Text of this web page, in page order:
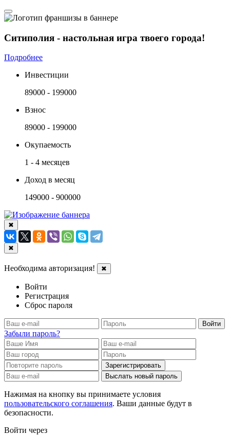
Ситиполия - настольная игра твоего города!
Подробнее
Инвестиции
89000 - 199000
Взнос
89000 - 199000
Окупаемость
1 - 4 месяцев
Доход в месяц
149000 - 900000
✖
✖
Необходима авторизация! ✖
Войти
Регистрация
Сброс пароля
Войти
Забыли пароль?
Зарегистрировать
Выслать новый пароль
Нажимая на кнопку вы принимаете условия
пользовательского соглашения. Ваши данные будут в
безопасности.
Войти через